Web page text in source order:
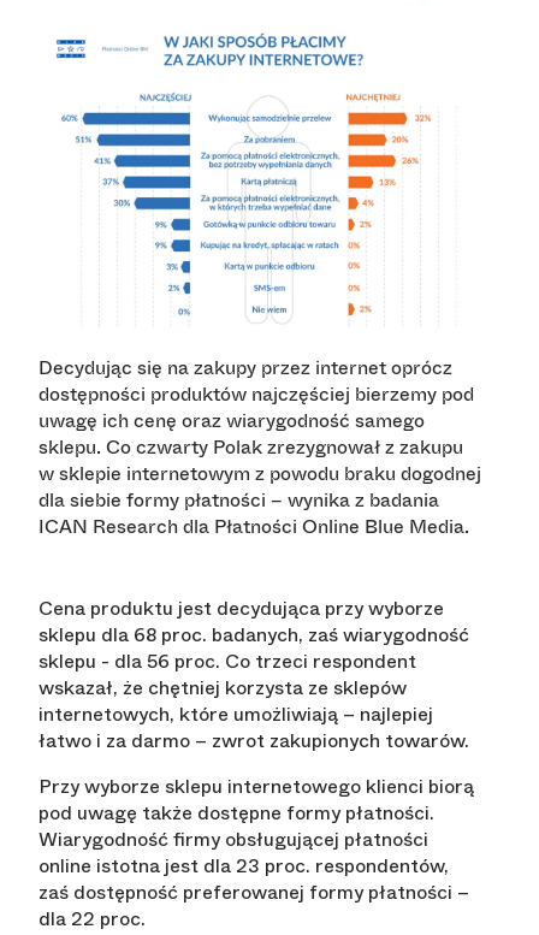
Decydując się na zakupy przez internet oprócz
dostępności produktów najczęściej bierzemy pod
uwagę ich cenę oraz wiarygodność samego
sklepu. Co czwarty Polak zrezygnował z zakupu
w sklepie internetowym z powodu braku dogodnej
dla siebie formy płatności – wynika z badania
ICAN Research dla Płatności Online Blue Media.
Cena produktu jest decydująca przy wyborze
sklepu dla 68 proc. badanych, zaś wiarygodność
sklepu - dla 56 proc. Co trzeci respondent
wskazał, że chętniej korzysta ze sklepów
internetowych, które umożliwiają – najlepiej
łatwo i za darmo – zwrot zakupionych towarów.
Przy wyborze sklepu internetowego klienci biorą
pod uwagę także dostępne formy płatności.
Wiarygodność firmy obsługującej płatności
online istotna jest dla 23 proc. respondentów,
zaś dostępność preferowanej formy płatności –
dla 22 proc.